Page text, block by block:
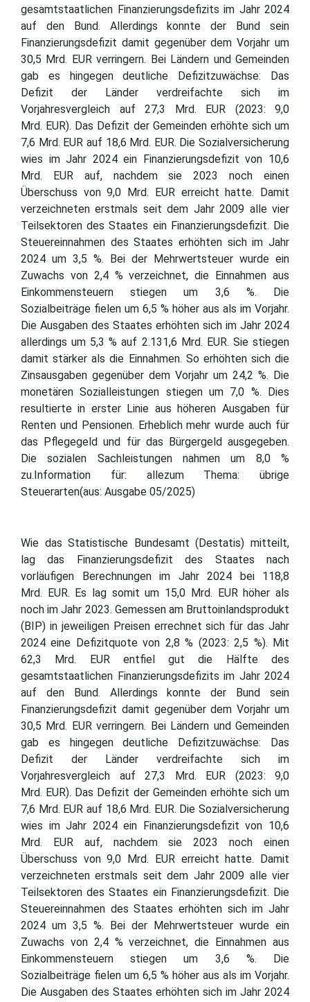
gesamtstaatlichen Finanzierungsdefizits im Jahr 2024
auf den Bund. Allerdings konnte der Bund sein
Finanzierungsdefizit damit gegenüber dem Vorjahr um
30,5 Mrd. EUR verringern. Bei Ländern und Gemeinden
gab es hingegen deutliche Defizitzuwächse: Das
Defizit der Länder verdreifachte sich im
Vorjahresvergleich auf 27,3 Mrd. EUR (2023: 9,0
Mrd. EUR). Das Defizit der Gemeinden erhöhte sich um
7,6 Mrd. EUR auf 18,6 Mrd. EUR. Die Sozialversicherung
wies im Jahr 2024 ein Finanzierungsdefizit von 10,6
Mrd. EUR auf, nachdem sie 2023 noch einen
Überschuss von 9,0 Mrd. EUR erreicht hatte. Damit
verzeichneten erstmals seit dem Jahr 2009 alle vier
Teilsektoren des Staates ein Finanzierungsdefizit. Die
Steuereinnahmen des Staates erhöhten sich im Jahr
2024 um 3,5 %. Bei der Mehrwertsteuer wurde ein
Zuwachs von 2,4 % verzeichnet, die Einnahmen aus
Einkommensteuern stiegen um 3,6 %. Die
Sozialbeiträge fielen um 6,5 % höher aus als im Vorjahr.
Die Ausgaben des Staates erhöhten sich im Jahr 2024
allerdings um 5,3 % auf 2.131,6 Mrd. EUR. Sie stiegen
damit stärker als die Einnahmen. So erhöhten sich die
Zinsausgaben gegenüber dem Vorjahr um 24,2 %. Die
monetären Sozialleistungen stiegen um 7,0 %. Dies
resultierte in erster Linie aus höheren Ausgaben für
Renten und Pensionen. Erheblich mehr wurde auch für
das Pflegegeld und für das Bürgergeld ausgegeben.
Die sozialen Sachleistungen nahmen um 8,0 %
zu.Information für: allezum Thema: übrige
Steuerarten(aus: Ausgabe 05/2025)
Wie das Statistische Bundesamt (Destatis) mitteilt,
lag das Finanzierungsdefizit des Staates nach
vorläufigen Berechnungen im Jahr 2024 bei 118,8
Mrd. EUR. Es lag somit um 15,0 Mrd. EUR höher als
noch im Jahr 2023. Gemessen am Bruttoinlandsprodukt
(BIP) in jeweiligen Preisen errechnet sich für das Jahr
2024 eine Defizitquote von 2,8 % (2023: 2,5 %). Mit
62,3 Mrd. EUR entfiel gut die Hälfte des
gesamtstaatlichen Finanzierungsdefizits im Jahr 2024
auf den Bund. Allerdings konnte der Bund sein
Finanzierungsdefizit damit gegenüber dem Vorjahr um
30,5 Mrd. EUR verringern. Bei Ländern und Gemeinden
gab es hingegen deutliche Defizitzuwächse: Das
Defizit der Länder verdreifachte sich im
Vorjahresvergleich auf 27,3 Mrd. EUR (2023: 9,0
Mrd. EUR). Das Defizit der Gemeinden erhöhte sich um
7,6 Mrd. EUR auf 18,6 Mrd. EUR. Die Sozialversicherung
wies im Jahr 2024 ein Finanzierungsdefizit von 10,6
Mrd. EUR auf, nachdem sie 2023 noch einen
Überschuss von 9,0 Mrd. EUR erreicht hatte. Damit
verzeichneten erstmals seit dem Jahr 2009 alle vier
Teilsektoren des Staates ein Finanzierungsdefizit. Die
Steuereinnahmen des Staates erhöhten sich im Jahr
2024 um 3,5 %. Bei der Mehrwertsteuer wurde ein
Zuwachs von 2,4 % verzeichnet, die Einnahmen aus
Einkommensteuern stiegen um 3,6 %. Die
Sozialbeiträge fielen um 6,5 % höher aus als im Vorjahr.
Die Ausgaben des Staates erhöhten sich im Jahr 2024